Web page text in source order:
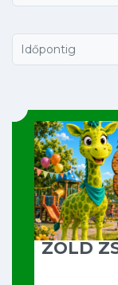
Időpontig
ZÖLD